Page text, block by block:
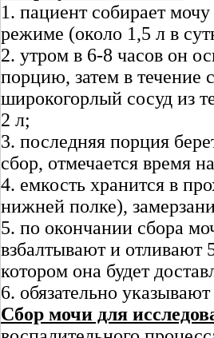
1. пациент собирает
режиме (около 1,5 л в
2. утром в 6-8 часов он
порцию, затем в течение
широкогорлый сосуд из
2 л;
3. последняя порция
сбор, отмечается время
4. емкость хранится в
нижней полке),
5. по окончании сбора
взбалтывают и отливают
котором она будет
6. обязательно
Сбор мочи для